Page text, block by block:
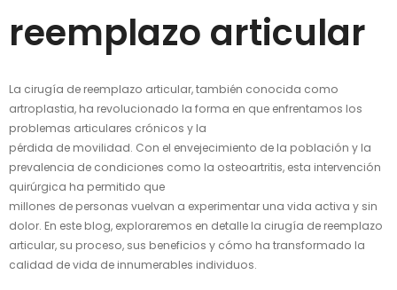
reemplazo articular
La cirugía de reemplazo articular, también conocida como
artroplastia, ha revolucionado la forma en que enfrentamos los
problemas articulares crónicos y la
pérdida de movilidad. Con el envejecimiento de la población y la
prevalencia de condiciones como la osteoartritis, esta intervención
quirúrgica ha permitido que
millones de personas vuelvan a experimentar una vida activa y sin
dolor. En este blog, exploraremos en detalle la cirugía de reemplazo
articular, su proceso, sus beneficios y cómo ha transformado la
calidad de vida de innumerables individuos.